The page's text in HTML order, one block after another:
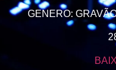
GENERO: